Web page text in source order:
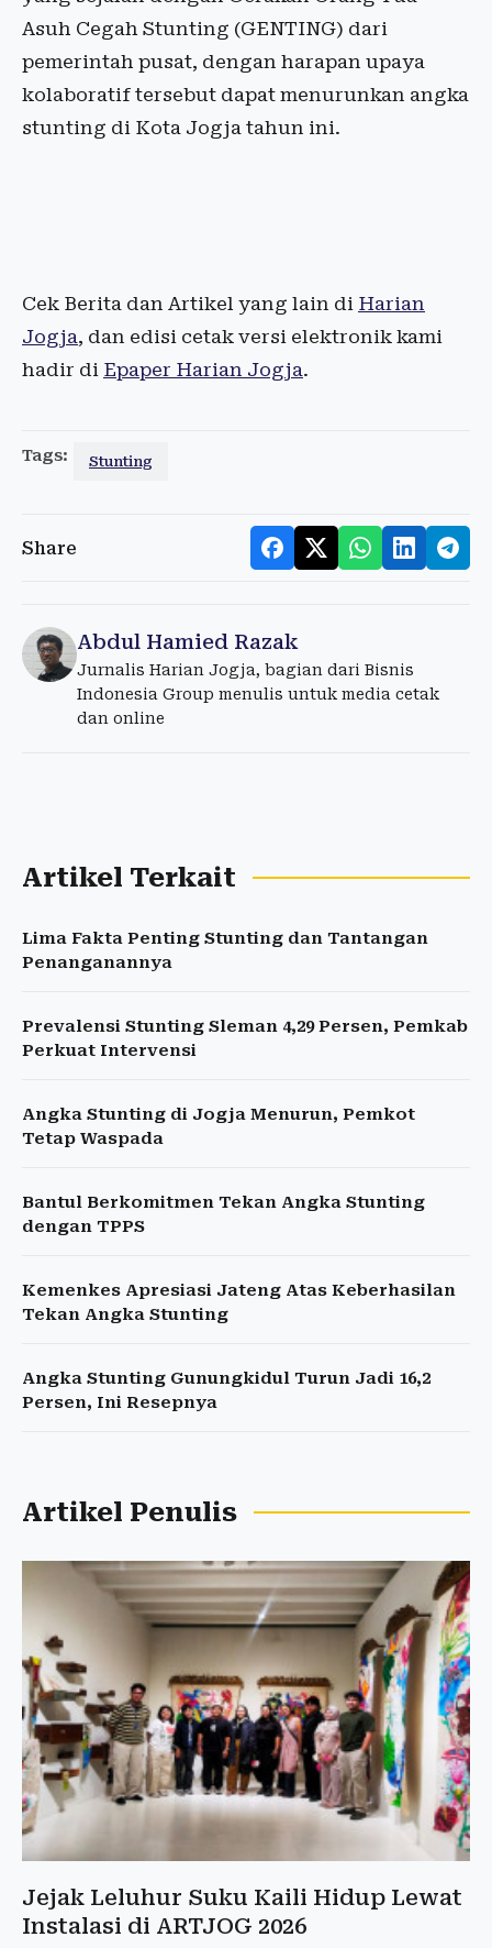
Asuh Cegah Stunting (GENTING) dari
pemerintah pusat, dengan harapan upaya
kolaboratif tersebut dapat menurunkan angka
stunting di Kota Jogja tahun ini.
Cek Berita dan Artikel yang lain di Harian
Jogja, dan edisi cetak versi elektronik kami
hadir di Epaper Harian Jogja.
Tags: Stunting
Share
Abdul Hamied Razak
Jurnalis Harian Jogja, bagian dari Bisnis
Indonesia Group menulis untuk media cetak
dan online
Artikel Terkait
Lima Fakta Penting Stunting dan Tantangan
Penanganannya
Prevalensi Stunting Sleman 4,29 Persen, Pemkab
Perkuat Intervensi
Angka Stunting di Jogja Menurun, Pemkot
Tetap Waspada
Bantul Berkomitmen Tekan Angka Stunting
dengan TPPS
Kemenkes Apresiasi Jateng Atas Keberhasilan
Tekan Angka Stunting
Angka Stunting Gunungkidul Turun Jadi 16,2
Persen, Ini Resepnya
Artikel Penulis
Jejak Leluhur Suku Kaili Hidup Lewat
Instalasi di ARTJOG 2026